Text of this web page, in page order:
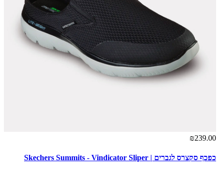
₪239.00
כפכף סקצרס לגברים | Skechers Summits - Vindicator Sliper